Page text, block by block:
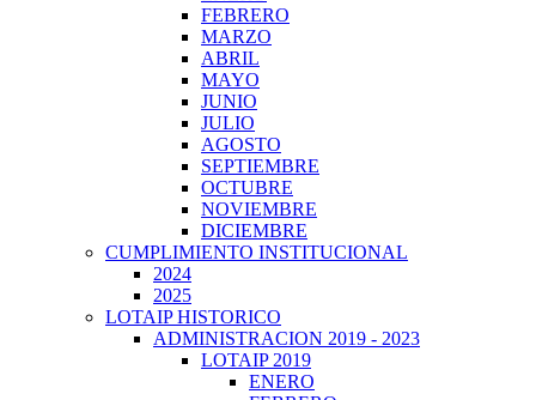
FEBRERO
MARZO
ABRIL
MAYO
JUNIO
JULIO
AGOSTO
SEPTIEMBRE
OCTUBRE
NOVIEMBRE
DICIEMBRE
CUMPLIMIENTO INSTITUCIONAL
2024
2025
LOTAIP HISTORICO
ADMINISTRACION 2019 - 2023
LOTAIP 2019
ENERO